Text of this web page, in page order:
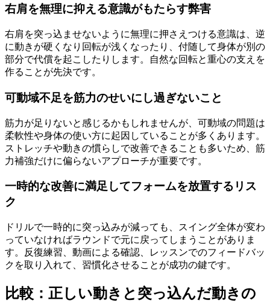
右肩を無理に抑える意識がもたらす弊害
右肩を突っ込ませないように無理に押さえつける意識は、逆
に動きが硬くなり回転が浅くなったり、付随して身体が別の
部分で代償を起こしたりします。自然な回転と重心の支えを
作ることが先決です。
可動域不足を筋力のせいにし過ぎないこと
筋力が足りないと感じるかもしれませんが、可動域の問題は
柔軟性や身体の使い方に起因していることが多くあります。
ストレッチや動きの慣らしで改善できることも多いため、筋
力補強だけに偏らないアプローチが重要です。
一時的な改善に満足してフォームを放置するリス
ク
ドリルで一時的に突っ込みが減っても、スイング全体が変わ
っていなければラウンドで元に戻ってしまうことがありま
す。反復練習、動画による確認、レッスンでのフィードバッ
クを取り入れて、習慣化させることが成功の鍵です。
比較：正しい動きと突っ込んだ動きの